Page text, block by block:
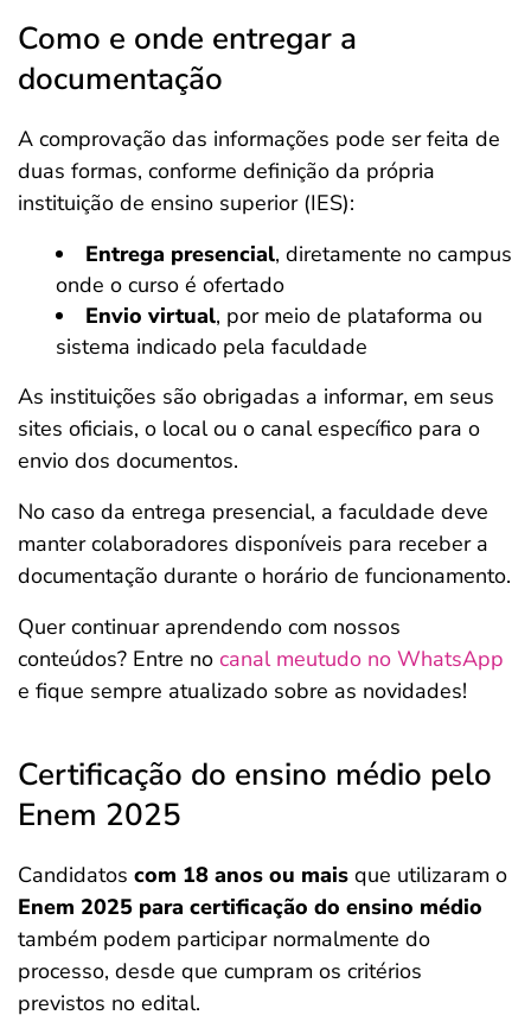
Como e onde entregar a
documentação
A comprovação das informações pode ser feita de
duas formas, conforme definição da própria
instituição de ensino superior (IES):
Entrega presencial, diretamente no campus
onde o curso é ofertado
Envio virtual, por meio de plataforma ou
sistema indicado pela faculdade
As instituições são obrigadas a informar, em seus
sites oficiais, o local ou o canal específico para o
envio dos documentos.
No caso da entrega presencial, a faculdade deve
manter colaboradores disponíveis para receber a
documentação durante o horário de funcionamento.
Quer continuar aprendendo com nossos
conteúdos? Entre no canal meutudo no WhatsApp
e fique sempre atualizado sobre as novidades!
Certificação do ensino médio pelo
Enem 2025
Candidatos com 18 anos ou mais que utilizaram o
Enem 2025 para certificação do ensino médio
também podem participar normalmente do
processo, desde que cumpram os critérios
previstos no edital.